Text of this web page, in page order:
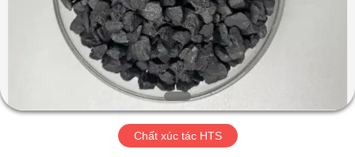
VỀ
Chất xúc tác HTS